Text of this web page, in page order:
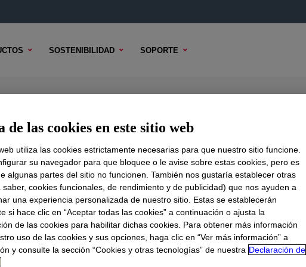
SOSTENIBILIDAD SOPORTE
TÉCNICO OPCIONES DE MUESTRA OPCIONES DE COMPRA
de las cookies en este sitio web
utiliza las cookies estrictamente necesarias para que nuestro sitio funcione.
su navegador para que bloquee o le avise sobre estas cookies, pero es
algunas partes del sitio no funcionen. También nos gustaría establecer otras
saber, cookies funcionales, de rendimiento y de publicidad) que nos ayuden a
una experiencia personalizada de nuestro sitio. Estas se establecerán
si hace clic en “Aceptar todas las cookies” a continuación o ajusta la
de las cookies para habilitar dichas cookies. Para obtener más información
uso de las cookies y sus opciones, haga clic en “Ver más información” a
y consulte la sección “Cookies y otras tecnologías” de nuestra Declaración de